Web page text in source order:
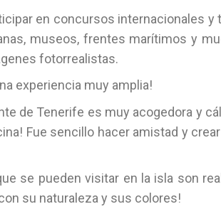
en concursos internacionales
museos, frentes marítimos y
fotorrealistas.
experiencia muy amplia!
de Tenerife es muy acogedora y
Fue sencillo hacer amistad y
se pueden visitar en la isla son
su naturaleza y sus colores!